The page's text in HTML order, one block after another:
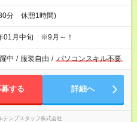
分 休憩1時間)
01月中旬 ※9月～！
中 / 服装自由 / パソコンスキル不要
募する 詳細へ
テンプスタッフ株式会社